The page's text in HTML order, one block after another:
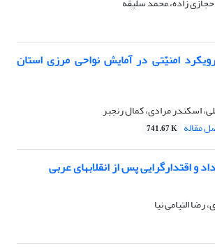
امنیّتی در آمایش نواحی مرزی استان
اسکندر مرادی، کمال رنجبر
مقاله 741.67 K
و اقتدارگرایی پس از انقلابهای عربی
التیامی نیا